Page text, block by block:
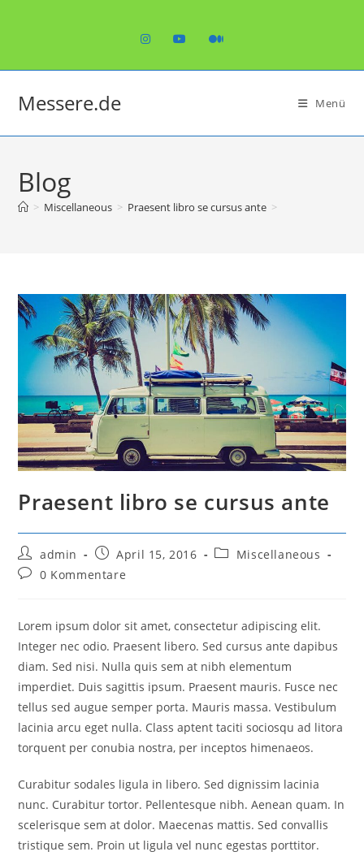
Messere.de Menü
Blog
> Miscellaneous > Praesent libro se cursus ante >
Praesent libro se cursus ante
Beitrags-
Autor:
admin
Beitrag
veröffentlicht:
April 15, 2016
Beitrags-
Miscellaneous
Beitrags-
0 Kommentare
Lorem ipsum dolor sit amet, consectetur adipiscing elit.
Integer nec odio. Praesent libero. Sed cursus ante dapibus
diam. Sed nisi. Nulla quis sem at nibh elementum
imperdiet. Duis sagittis ipsum. Praesent mauris. Fusce nec
tellus sed augue semper porta. Mauris massa. Vestibulum
lacinia arcu eget nulla. Class aptent taciti sociosqu ad litora
torquent per conubia nostra, per inceptos himenaeos.
Curabitur sodales ligula in libero. Sed dignissim lacinia
nunc. Curabitur tortor. Pellentesque nibh. Aenean quam. In
scelerisque sem at dolor. Maecenas mattis. Sed convallis
tristique sem. Proin ut ligula vel nunc egestas porttitor.